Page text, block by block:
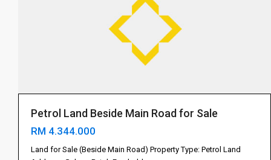
Petrol Land Beside Main Road for Sale
RM 4.344.000
Land for Sale (Beside Main Road) Property Type: Petrol Land
Gelang
Patah